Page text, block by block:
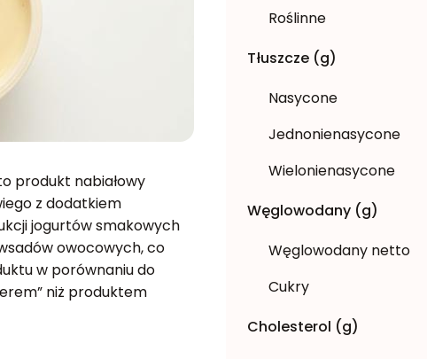
produkt nabiałowy
z dodatkiem
jogurtów smakowych
owocowych, co
w porównaniu do
niż produktem
Roślinne
Tłuszcze (g)
Nasycone
Jednonienasycone
Wielonienasycone
Węglowodany (g)
Węglowodany netto
Cukry
Cholesterol (g)